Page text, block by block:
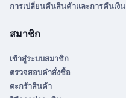
การเปลี่ยนคืนสินค้าและการคืนเงิน
สมาชิก
เข้าสู่ระบบสมาชิก
ตรวจสอบคำสั่งซื้อ
ตะกร้าสินค้า